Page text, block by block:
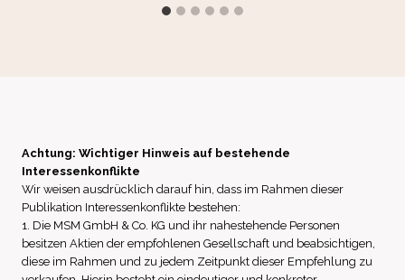
Achtung: Wichtiger Hinweis auf bestehende
Interessenkonflikte
Wir weisen ausdrücklich darauf hin, dass im Rahmen dieser
Publikation Interessenkonflikte bestehen:
1. Die MSM GmbH & Co. KG und ihr nahestehende Personen
besitzen Aktien der empfohlenen Gesellschaft und beabsichtigen,
diese im Rahmen und zu jedem Zeitpunkt dieser Empfehlung zu